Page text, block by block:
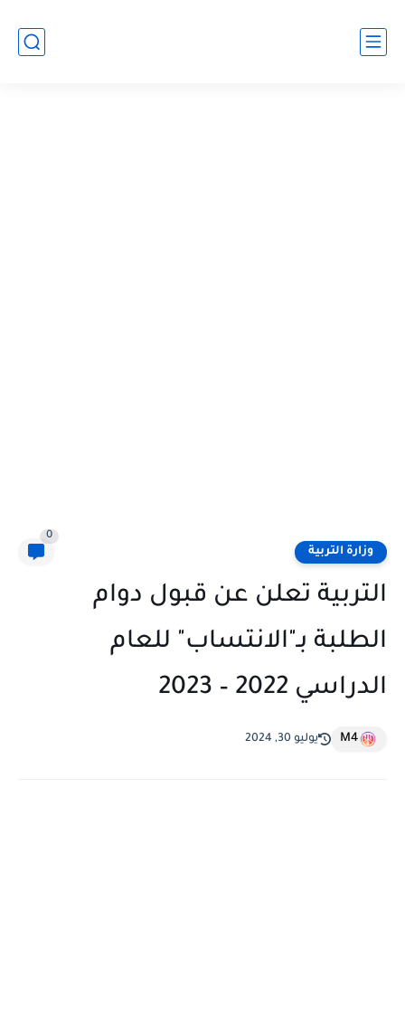
وزارة التربية
0
التربية تعلن عن قبول دوام
الطلبة بـ"الانتساب" للعام
الدراسي 2022 – 2023
M4 يوليو 30, 2024